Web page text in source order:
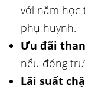
với năm học
phụ huynh.
Ưu đãi
nếu đóng
Lãi suất